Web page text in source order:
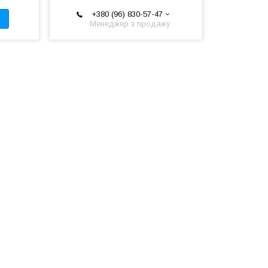
+380 (96) 830-57-47
Менеджер з продажу